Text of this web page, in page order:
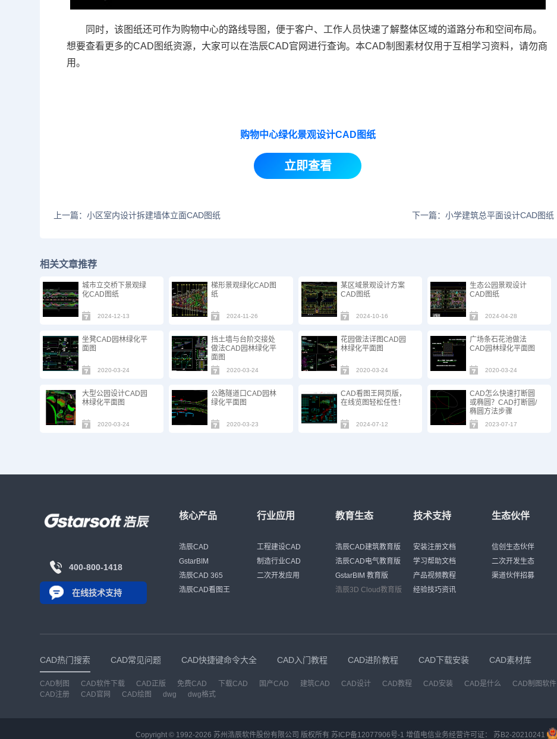
同时，该图纸还可作为购物中心的路线导图，便于客户、工作人员快速了解整体区域的道路分布和空间布局。
想要查看更多的CAD图纸资源，大家可以在浩辰CAD官网进行查询。本CAD制图素材仅用于互相学习资料，请勿商
用。
购物中心绿化景观设计CAD图纸
立即查看
上一篇：小区室内设计拆建墙体立面CAD图纸 下一篇：小学建筑总平面设计CAD图纸
相关文章推荐
城市立交桥下景观绿
化CAD图纸
2024-12-13
梯形景观绿化CAD图
纸
2024-11-26
某区域景观设计方案
CAD图纸
2024-10-16
生态公园景观设计
CAD图纸
2024-04-28
坐凳CAD园林绿化平
面图
2020-03-24
挡土墙与台阶交接处
做法CAD园林绿化平
面图
2020-03-24
花园做法详图CAD园
林绿化平面图
2020-03-24
广场条石花池做法
CAD园林绿化平面图
2020-03-24
大型公园设计CAD园
林绿化平面图
2020-03-24
公路隧道口CAD园林
绿化平面图
2020-03-23
CAD看图王网页版，
在线览图轻松任性！
2024-07-12
CAD怎么快速打断圆
或椭圆？CAD打断圆/
椭圆方法步骤
2023-07-17
400-800-1418
在线技术支持
核心产品
浩辰CAD
GstarBIM
浩辰CAD 365
浩辰CAD看图王
行业应用
工程建设CAD
制造行业CAD
二次开发应用
教育生态
浩辰CAD建筑教育版
浩辰CAD电气教育版
GstarBIM 教育版
浩辰3D Cloud教育版
技术支持
安装注册文档
学习帮助文档
产品视频教程
经验技巧资讯
生态伙伴
信创生态伙伴
二次开发生态
渠道伙伴招募
CAD热门搜索 CAD常见问题 CAD快捷键命令大全 CAD入门教程 CAD进阶教程 CAD下载安装 CAD素材库
CAD制图 CAD软件下载 CAD正版 免费CAD 下载CAD 国产CAD 建筑CAD CAD设计 CAD教程 CAD安装 CAD是什么 CAD制图软件
CAD注册
CAD官网 CAD绘图 dwg dwg格式
Copyright © 1992-2026 苏州浩辰软件股份有限公司 版权所有 苏ICP备12077906号-1 增值电信业务经营许可证： 苏B2-20210241